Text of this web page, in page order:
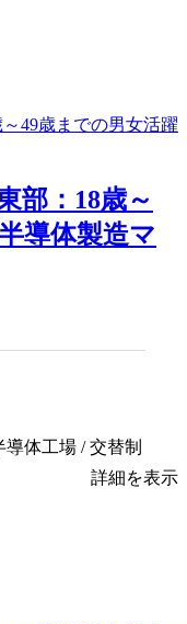
部：18歳～
導体製造マ
体工場 / 交替制
詳細を表示